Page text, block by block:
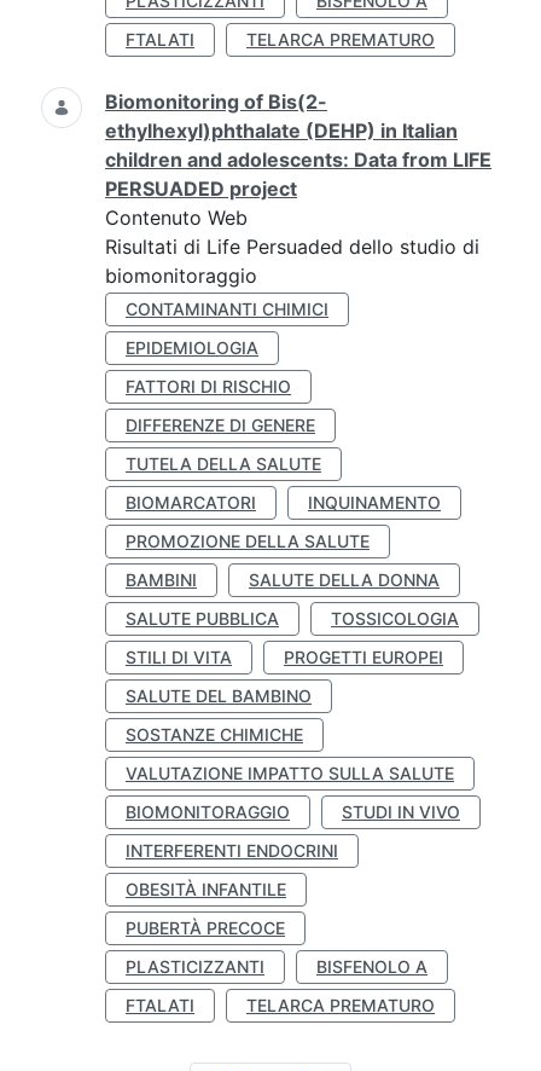
FTALATI
TELARCA PREMATURO
Biomonitoring of Bis(2-
ethylhexyl)phthalate (DEHP) in Italian
children and adolescents: Data from LIFE
PERSUADED project
Contenuto Web
Risultati di Life Persuaded dello studio di
biomonitoraggio
CONTAMINANTI CHIMICI
EPIDEMIOLOGIA
FATTORI DI RISCHIO
DIFFERENZE DI GENERE
TUTELA DELLA SALUTE
BIOMARCATORI
INQUINAMENTO
PROMOZIONE DELLA SALUTE
BAMBINI
SALUTE DELLA DONNA
SALUTE PUBBLICA
TOSSICOLOGIA
STILI DI VITA
PROGETTI EUROPEI
SALUTE DEL BAMBINO
SOSTANZE CHIMICHE
VALUTAZIONE IMPATTO SULLA SALUTE
BIOMONITORAGGIO
STUDI IN VIVO
INTERFERENTI ENDOCRINI
OBESITÀ INFANTILE
PUBERTÀ PRECOCE
PLASTICIZZANTI
BISFENOLO A
FTALATI
TELARCA PREMATURO